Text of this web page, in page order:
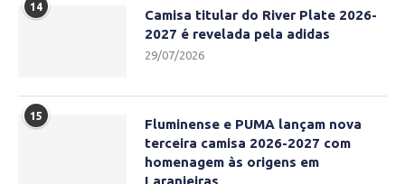
14
Camisa titular do River Plate 2026-
2027 é revelada pela adidas
29/07/2026
15
Fluminense e PUMA lançam nova
terceira camisa 2026-2027 com
homenagem às origens em